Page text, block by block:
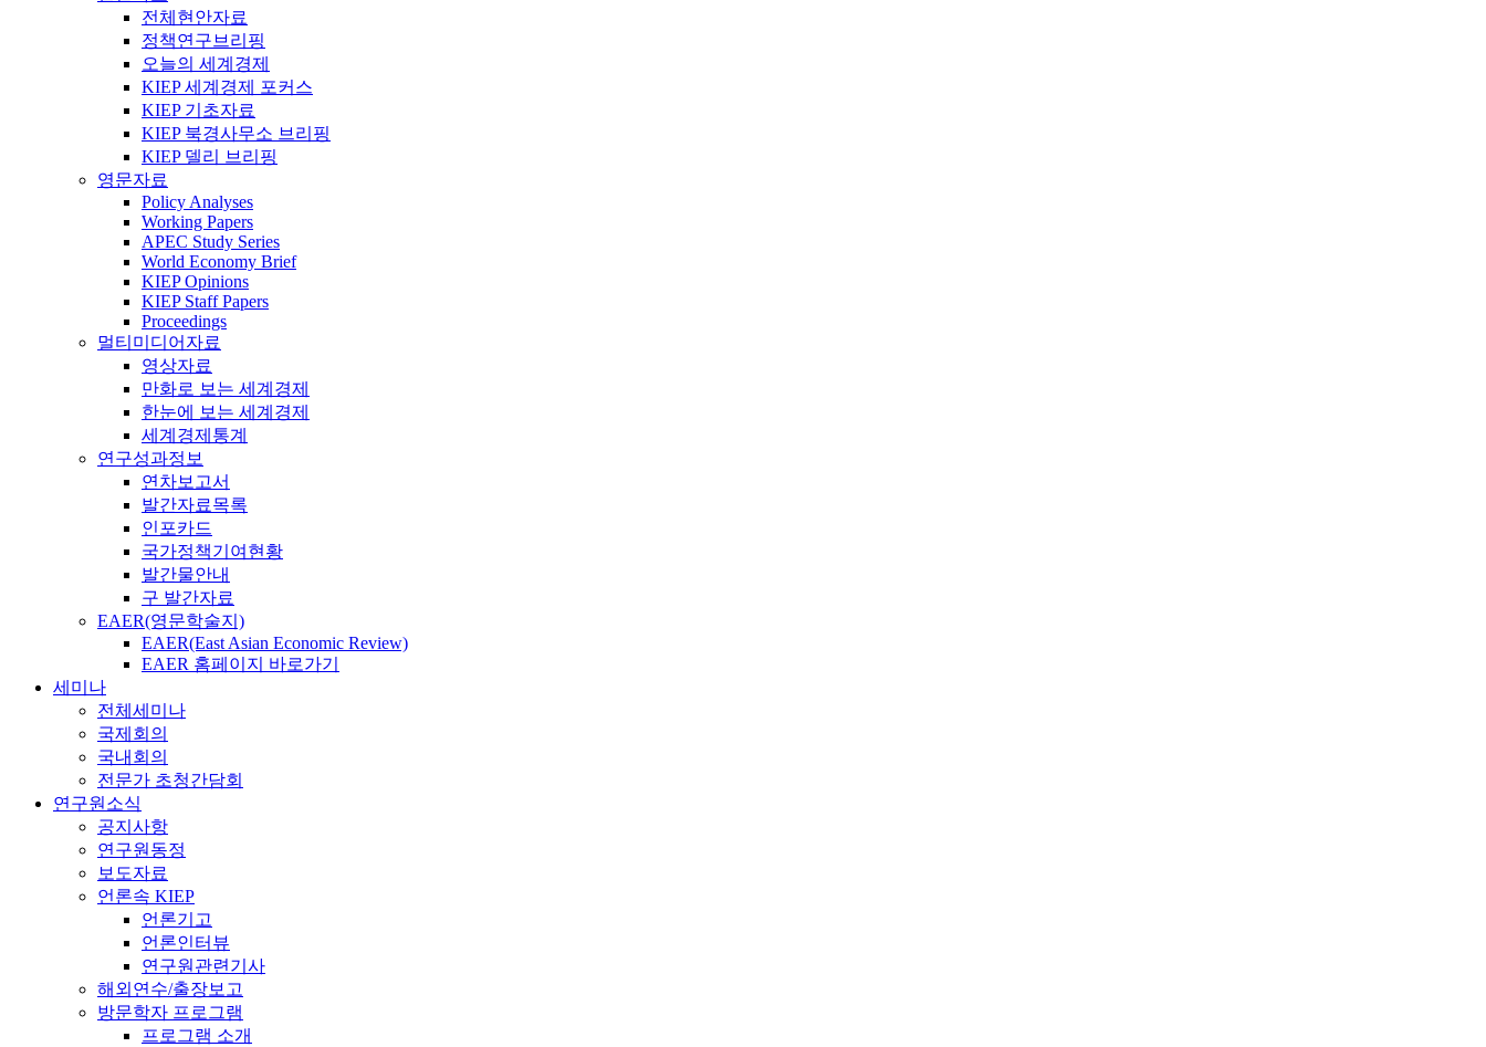
전체현안자료
정책연구브리핑
오늘의 세계경제
KIEP 세계경제 포커스
KIEP 기초자료
KIEP 북경사무소 브리핑
KIEP 델리 브리핑
영문자료
Policy Analyses
Working Papers
APEC Study Series
World Economy Brief
KIEP Opinions
KIEP Staff Papers
Proceedings
멀티미디어자료
영상자료
만화로 보는 세계경제
한눈에 보는 세계경제
세계경제통계
연구성과정보
연차보고서
발간자료목록
인포카드
국가정책기여현황
발간물안내
구 발간자료
EAER(영문학술지)
EAER(East Asian Economic Review)
EAER 홈페이지 바로가기
세미나
전체세미나
국제회의
국내회의
전문가 초청간담회
연구원소식
공지사항
연구원동정
보도자료
언론속 KIEP
언론기고
언론인터뷰
연구원관련기사
해외연수/출장보고
방문학자 프로그램
프로그램 소개